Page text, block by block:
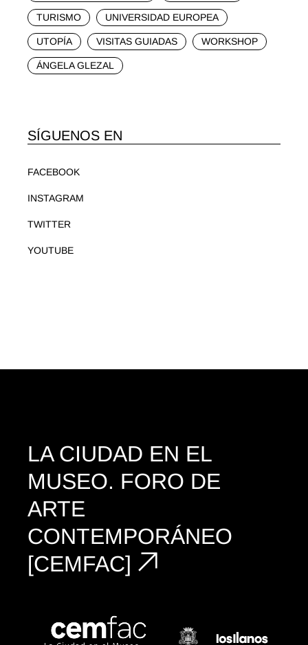
TURISMO UNIVERSIDAD EUROPEA
UTOPÍA VISITAS GUIADAS WORKSHOP
ÁNGELA GLEZAL
SÍGUENOS EN
FACEBOOK
INSTAGRAM
TWITTER
YOUTUBE
LA CIUDAD EN EL
MUSEO. FORO DE
ARTE
CONTEMPORÁNEO
[CEMFAC]